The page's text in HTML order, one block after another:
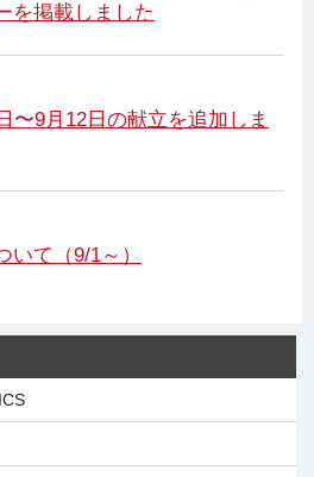
を掲載しました
〜9月12日の献立を追加しま
て（9/1～）